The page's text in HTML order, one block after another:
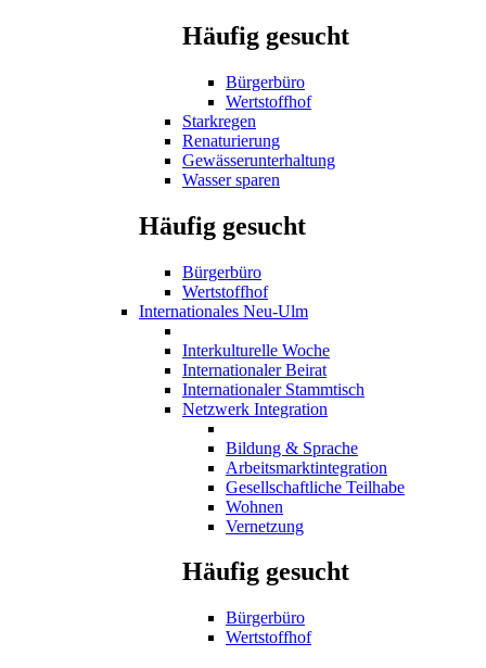
Häufig gesucht
Bürgerbüro
Wertstoffhof
Starkregen
Renaturierung
Gewässerunterhaltung
Wasser sparen
Häufig gesucht
Bürgerbüro
Wertstoffhof
Internationales Neu-Ulm
Interkulturelle Woche
Internationaler Beirat
Internationaler Stammtisch
Netzwerk Integration
Bildung & Sprache
Arbeitsmarktintegration
Gesellschaftliche Teilhabe
Wohnen
Vernetzung
Häufig gesucht
Bürgerbüro
Wertstoffhof